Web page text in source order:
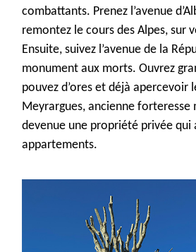
combattants. Prenez l’avenue d’
remontez le cours des Alpes, sur
Ensuite, suivez l’avenue de la
monument aux morts. Ouvrez
pouvez d’ores et déjà apercevoir
Meyrargues, ancienne forteresse
devenue une propriété privée qui
appartements.